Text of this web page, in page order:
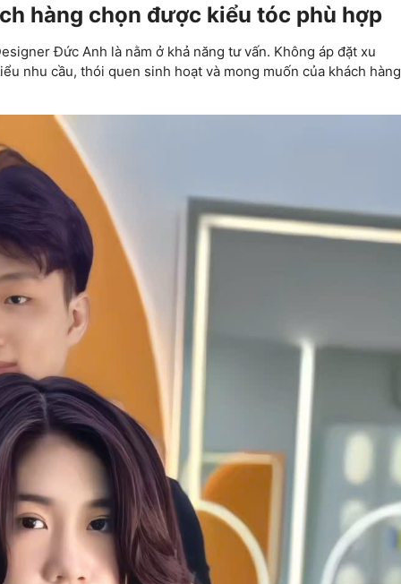
hàng chọn được kiểu tóc phù hợp
Đức Anh là nằm ở khả năng tư vấn. Không áp đặt xu
nhu cầu, thói quen sinh hoạt và mong muốn của khách hàng